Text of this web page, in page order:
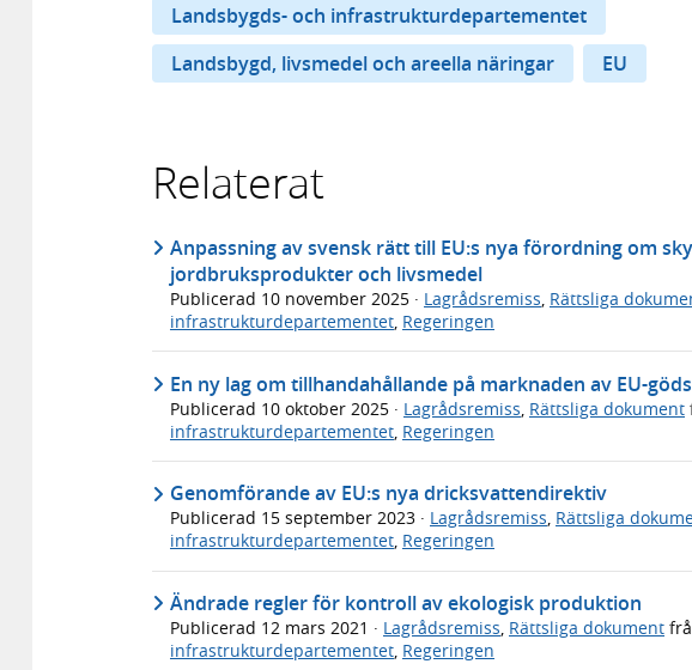
Landsbygds- och infrastrukturdepartementet
Landsbygd, livsmedel och areella näringar
EU
Relaterat
Anpassning av svensk rätt till EU:s nya förordning om
jordbruksprodukter och livsmedel
Publicerad 10 november 2025 · Lagrådsremiss, Rättsliga
infrastrukturdepartementet, Regeringen
En ny lag om tillhandahållande på marknaden av EU-
Publicerad 10 oktober 2025 · Lagrådsremiss Rättsliga dokument
infrastrukturdepartementet Regeringen
Genomförande av EU:s nya dricksvattendirektiv
Publicerad 15 september 2023 · Lagrådsremiss, Rättsliga
infrastrukturdepartementet, Regeringen
Ändrade regler för kontroll av ekologisk produktion
Publicerad 12 mars 2021 · Lagrådsremiss, Rättsliga dokument
infrastrukturdepartementet, Regeringen